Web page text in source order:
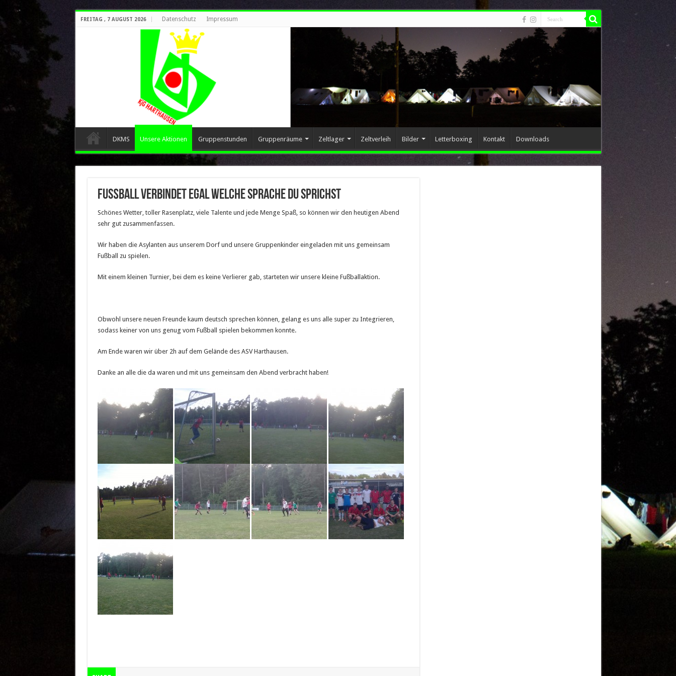
FREITAG , 7 AUGUST 2026 Datenschutz Impressum
DKMS Unsere Aktionen Gruppenstunden Gruppenräume Zeltlager Zeltverleih Bilder Letterboxing Kontakt Downloads
Fußball verbindet egal welche Sprache du sprichst
Schönes Wetter, toller Rasenplatz, viele Talente und jede Menge Spaß, so können wir den heutigen Abend
sehr gut zusammenfassen.
Wir haben die Asylanten aus unserem Dorf und unsere Gruppenkinder eingeladen mit uns gemeinsam
Fußball zu spielen.
Mit einem kleinen Turnier, bei dem es keine Verlierer gab, starteten wir unsere kleine Fußballaktion.
Obwohl unsere neuen Freunde kaum deutsch sprechen können, gelang es uns alle super zu Integrieren,
sodass keiner von uns genug vom Fußball spielen bekommen konnte.
Am Ende waren wir über 2h auf dem Gelände des ASV Harthausen.
Danke an alle die da waren und mit uns gemeinsam den Abend verbracht haben!